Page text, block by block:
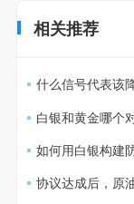
相关推荐
什么信号代表该
白银和黄金哪个
如何用白银构建
协议达成后，原